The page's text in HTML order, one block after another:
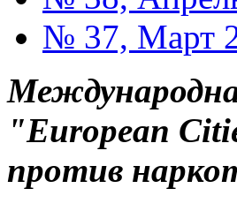
№ 37, Март
"European
против